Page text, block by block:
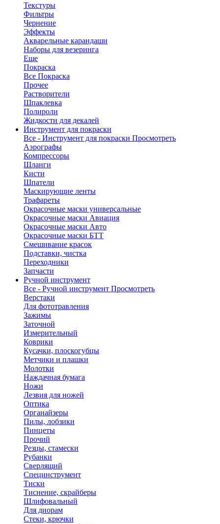
Текстуры
Фильтры
Чернение
Эффекты
Акварельные карандаши
Наборы для везеринга
Еще
Покраска
Все Покраска
Прочее
Растворители
Шпаклевка
Полироли
Жидкости для декалей
Инструмент для покраски
Все - Инструмент для покраски Просмотреть
Аэрографы
Компрессоры
Шланги
Кисти
Шпатели
Маскирующие ленты
Трафареты
Окрасочные маски универсальные
Окрасочные маски Авиация
Окрасочные маски Авто
Окрасочные маски БТТ
Смешивание красок
Подставки, чистка
Переходники
Запчасти
Ручной инструмент
Все - Ручной инструмент Просмотреть
Верстаки
Для фототравления
Зажимы
Заточной
Измерительный
Коврики
Кусачки, плоскогубцы
Метчики и плашки
Молотки
Наждачная бумага
Ножи
Лезвия для ножей
Оптика
Органайзеры
Пилы, лобзики
Пинцеты
Прочий
Резцы, стамески
Рубанки
Сверлящий
Специнструмент
Тиски
Тиснение, скрайберы
Шлифовальный
Для диорам
Стеки, крючки